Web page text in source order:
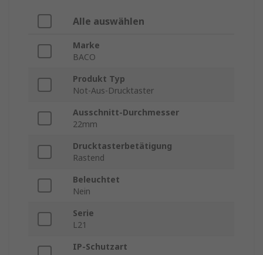
Alle auswählen
Marke
BACO
Produkt Typ
Not-Aus-Drucktaster
Ausschnitt-Durchmesser
22mm
Drucktasterbetätigung
Rastend
Beleuchtet
Nein
Serie
L21
IP-Schutzart